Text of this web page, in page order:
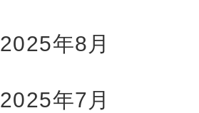
2025年8月
2025年7月